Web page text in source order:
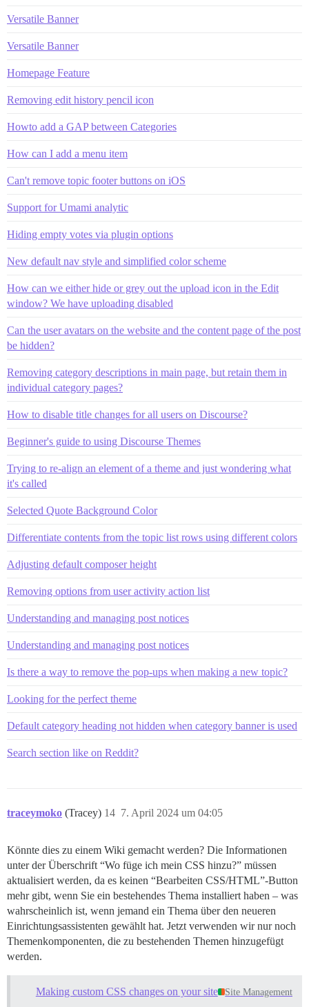
Versatile Banner
Versatile Banner
Homepage Feature
Removing edit history pencil icon
Howto add a GAP between Categories
How can I add a menu item
Can't remove topic footer buttons on iOS
Support for Umami analytic
Hiding empty votes via plugin options
New default nav style and simplified color scheme
How can we either hide or grey out the upload icon in the Edit
window? We have uploading disabled
Can the user avatars on the website and the content page of the post
be hidden?
Removing category descriptions in main page, but retain them in
individual category pages?
How to disable title changes for all users on Discourse?
Beginner's guide to using Discourse Themes
Trying to re-align an element of a theme and just wondering what
it's called
Selected Quote Background Color
Differentiate contents from the topic list rows using different colors
Adjusting default composer height
Removing options from user activity action list
Understanding and managing post notices
Understanding and managing post notices
Is there a way to remove the pop-ups when making a new topic?
Looking for the perfect theme
Default category heading not hidden when category banner is used
Search section like on Reddit?
traceymoko (Tracey) 7. April 2024 um 04:05
14
Könnte dies zu einem Wiki gemacht werden? Die Informationen
unter der Überschrift “Wo füge ich mein CSS hinzu?” müssen
aktualisiert werden, da es keinen “Bearbeiten CSS/HTML”-Button
mehr gibt, wenn Sie ein bestehendes Thema installiert haben – was
wahrscheinlich ist, wenn jemand ein Thema über den neueren
Einrichtungsassistenten gewählt hat. Jetzt verwenden wir nur noch
Themenkomponenten, die zu bestehenden Themen hinzugefügt
werden.
Making custom CSS changes on your site Site Management